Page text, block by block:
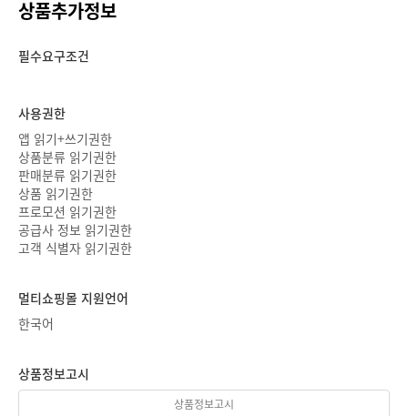
상품추가정보
필수요구조건
사용권한
앱 읽기+쓰기권한
상품분류 읽기권한
판매분류 읽기권한
상품 읽기권한
프로모션 읽기권한
공급사 정보 읽기권한
고객 식별자 읽기권한
멀티쇼핑몰 지원언어
한국어
상품정보고시
상품정보고시